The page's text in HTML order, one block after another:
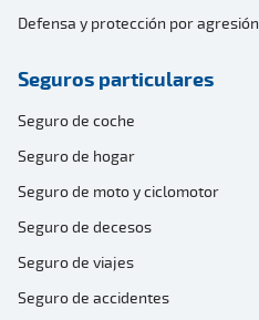
Defensa y protección por agresión
Seguros particulares
Seguro de coche
Seguro de hogar
Seguro de moto y ciclomotor
Seguro de decesos
Seguro de viajes
Seguro de accidentes